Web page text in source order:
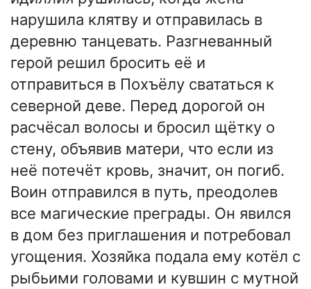
нарушила клятву и отправилась в
деревню танцевать. Разгневанный
герой решил бросить её и
отправиться в Похъёлу свататься к
северной деве. Перед дорогой он
расчёсал волосы и бросил щётку о
стену, объявив матери, что если из
неё потечёт кровь, значит, он погиб.
Воин отправился в путь, преодолев
все магические преграды. Он явился
в дом без приглашения и потребовал
угощения. Хозяйка подала ему котёл с
рыбьими головами и кувшин с мутной